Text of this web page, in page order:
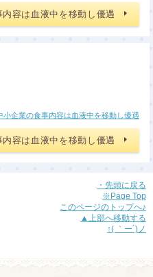
容は血液中を移動し優遇
小企業の食事内容は血液中を移動し優遇
容は血液中を移動し優遇
・先頭に戻る
※Page Top
このページのトップへ♪
▲上部へ移動する
↑( ｀ー´)ノ